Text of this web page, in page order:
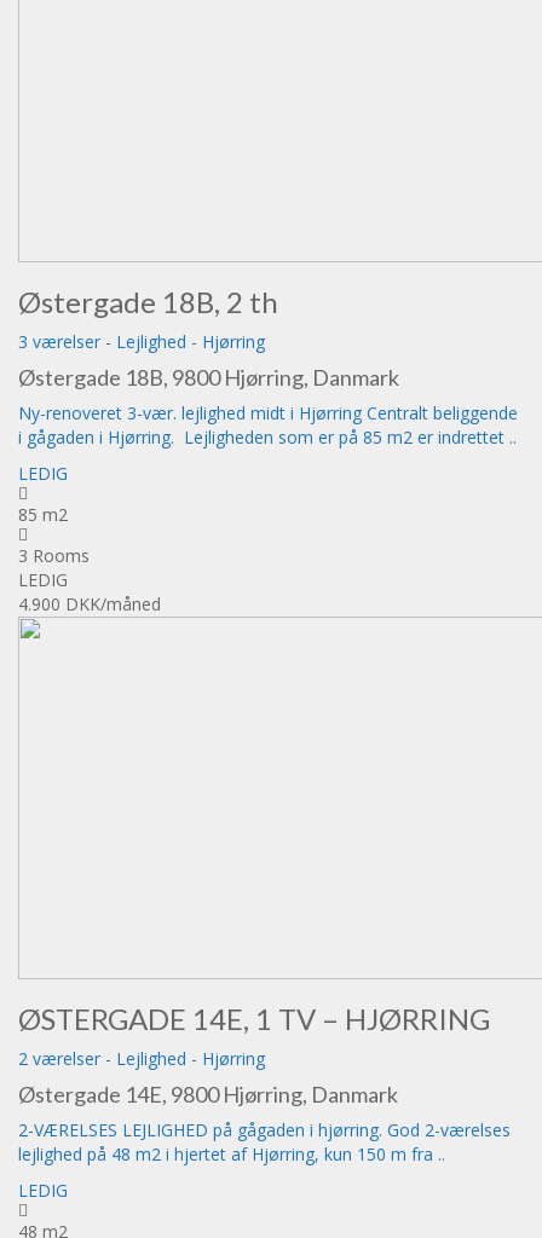
Østergade 18B, 2 th
3 værelser - Lejlighed - Hjørring
Østergade 18B, 9800 Hjørring, Danmark
Ny-renoveret 3-vær. lejlighed midt i Hjørring Centralt beliggende
i gågaden i Hjørring. Lejligheden som er på 85 m2 er indrettet ..
LEDIG
85 m2
3 Rooms
LEDIG
4.900 DKK/måned
ØSTERGADE 14E, 1 TV – HJØRRING
2 værelser - Lejlighed - Hjørring
Østergade 14E, 9800 Hjørring, Danmark
2-VÆRELSES LEJLIGHED på gågaden i hjørring. God 2-værelses
lejlighed på 48 m2 i hjertet af Hjørring, kun 150 m fra ..
LEDIG
48 m2